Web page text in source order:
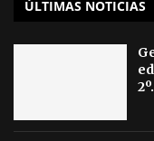
ÚLTIMAS NOTICIAS